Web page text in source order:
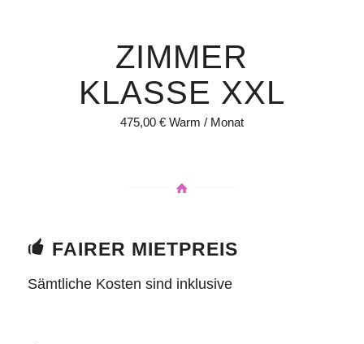
ZIMMER
KLASSE XXL
475,00 € Warm / Monat
FAIRER MIETPREIS
Sämtliche Kosten sind inklusive